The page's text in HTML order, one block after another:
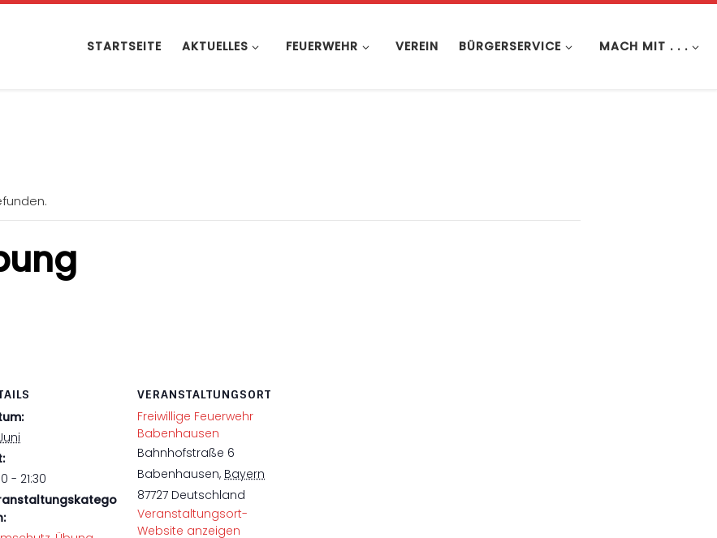
STARTSEITE AKTUELLES FEUERWEHR VEREIN BÜRGERSERVICE MACH MIT . . .
- 21:30
VERANSTALTUNGSORT
Freiwillige Feuerwehr
Babenhausen
Bahnhofstraße 6
Babenhausen, Bayern
87727 Deutschland
Veranstaltungsort-
Website anzeigen